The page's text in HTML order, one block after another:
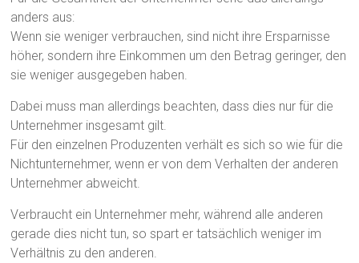
anders aus:
Wenn sie weniger verbrauchen, sind nicht ihre Ersparnisse
höher, sondern ihre Einkommen um den Betrag geringer, den
sie weniger ausgegeben haben.
Dabei muss man allerdings beachten, dass dies nur für die
Unternehmer insgesamt gilt.
Für den einzelnen Produzenten verhält es sich so wie für die
Nichtunternehmer, wenn er von dem Verhalten der anderen
Unternehmer abweicht.
Verbraucht ein Unternehmer mehr, während alle anderen
gerade dies nicht tun, so spart er tatsächlich weniger im
Verhältnis zu den anderen.